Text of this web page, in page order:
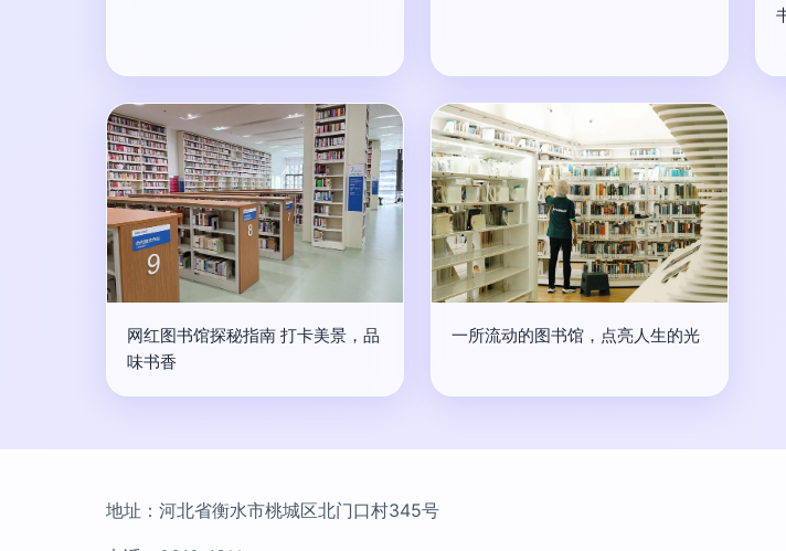
网红图书馆探秘指南 打卡美景，品
味书香
一所流动的图书馆，点亮人生的光
地址：河北省衡水市桃城区北门口村345号